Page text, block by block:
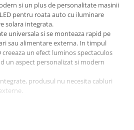
si un plus de personalitate masinii
pentru roata auto cu iluminare
solara integrata.
universala si se monteaza rapid pe
sau alimentare externa. In timpul
creeaza un efect luminos spectaculos
un aspect personalizat si modern
produsul nu necesita cabluri
RGB